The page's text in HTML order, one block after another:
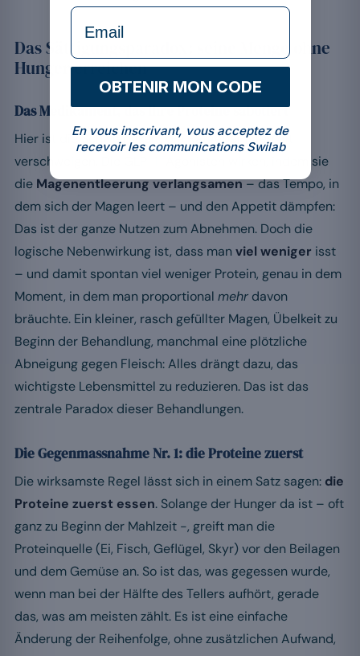
Das Sättigungsparadox: seine Menge ohne
Hunger erreichen
Das Medikament, das Ihre Proteine sabotiert
Hier ist die Schwierigkeit, die Ratgeberlisten oft
verschweigen. Die GLP-1-Agonisten wirken, indem sie
die Magenentleerung verlangsamen– das Tempo, in
dem sich der Magen leert – und den Appetit dämpfen:
Das ist der ganze Nutzen zum Abnehmen. Doch die
logische Nebenwirkung ist, dass manviel weniger isst
– und damit spontan viel weniger Protein, genau in dem
Moment, in dem man proportional mehr davon
bräuchte. Ein kleiner, rasch gefüllter Magen, Übelkeit zu
Beginn der Behandlung, manchmal eine plötzliche
Abneigung gegen Fleisch: Alles drängt dazu, das
wichtigste Lebensmittel zu reduzieren. Das ist das
zentrale Paradox dieser Behandlungen.
Die Gegenmassnahme Nr. 1: die Proteine zuerst
Die wirksamste Regel lässt sich in einem Satz sagen: die
Proteine zuerst essen. Solange der Hunger da ist – oft
ganz zu Beginn der Mahlzeit -, greift man die
Proteinquelle (Ei, Fisch, Geflügel, Skyr) vor den Beilagen
und dem Gemüse an. So ist das, was gegessen wurde,
wenn man bei der Hälfte des Tellers aufhört, gerade
das, was am meisten zählt. Es ist eine einfache
Änderung der Reihenfolge, ohne zusätzlichen Aufwand,
formulaire Email
OBTENIR MON CODE
En vous inscrivant, vous acceptez de
recevoir les communications Swilab